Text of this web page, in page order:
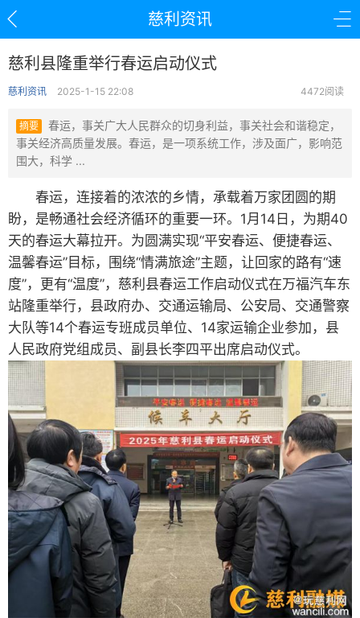
慈利资讯
慈利县隆重举行春运启动仪式
慈利资讯 2025-1-15 22:08 4472阅读
摘要
春运，事关广大人民群众的切身利益，事关社会和谐稳定，
事关经济高质量发展。春运，是一项系统工作，涉及面广，影响范
围大，科学 ...
春运，连接着的浓浓的乡情，承载着万家团圆的期
盼，是畅通社会经济循环的重要一环。1月14日，为期40
天的春运大幕拉开。为圆满实现“平安春运、便捷春运、
温馨春运”目标，围绕“情满旅途”主题，让回家的路有“速
度”，更有“温度”，慈利县春运工作启动仪式在万福汽车东
站隆重举行，县政府办、交通运输局、公安局、交通警察
大队等14个春运专班成员单位、14家运输企业参加，县
人民政府党组成员、副县长李四平出席启动仪式。